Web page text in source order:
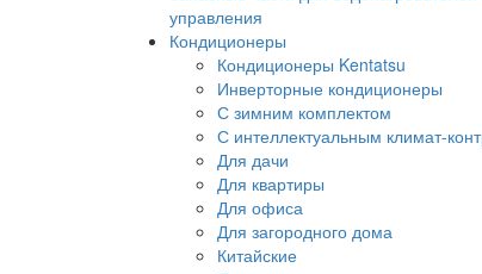
управления
Кондиционеры
Кондиционеры Kentatsu
Инверторные кондиционеры
С зимним комплектом
С интеллектуальным климат-
Для дачи
Для квартиры
Для офиса
Для загородного дома
Китайские